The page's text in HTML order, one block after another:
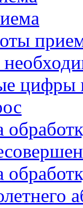
цифры